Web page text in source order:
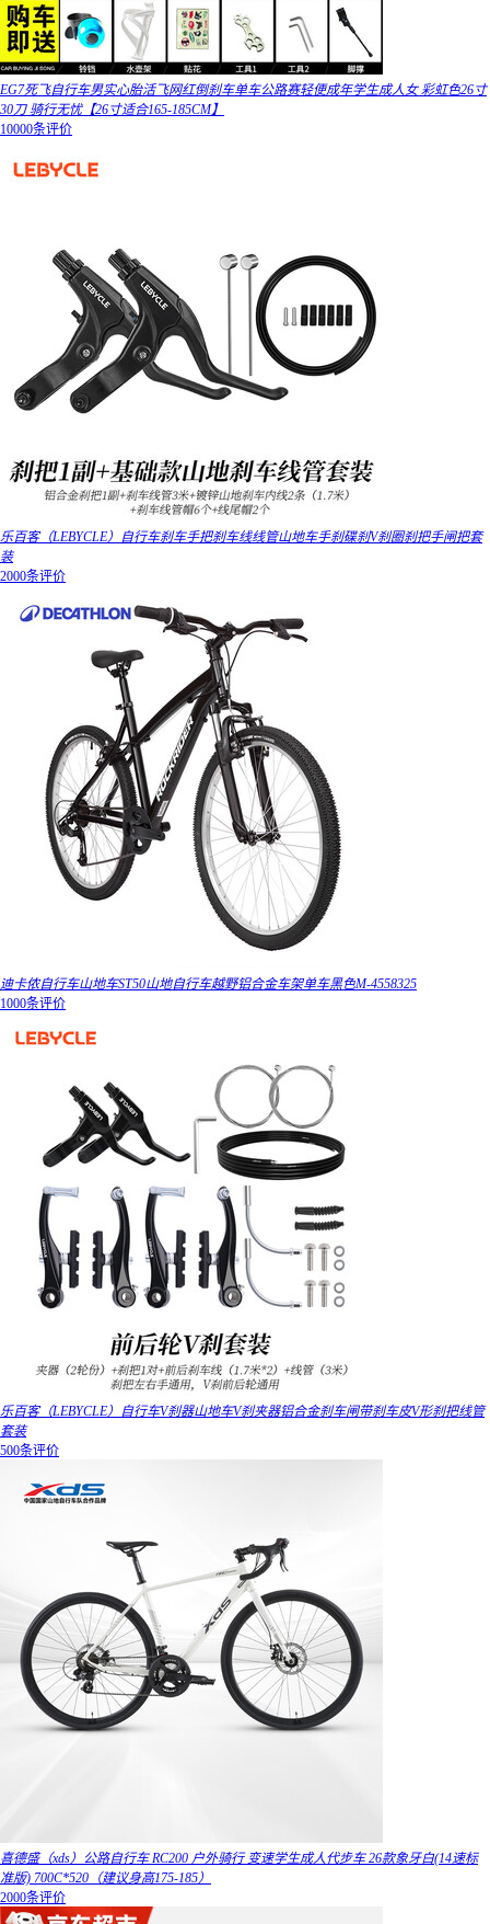
EG7死飞自行车男实心胎活飞网红倒刹车单车公路赛轻便成年学生成人女 彩虹色26寸
30刀 骑行无忧【26寸适合165-185CM】
10000条评价
乐百客（LEBYCLE）自行车刹车手把刹车线线管山地车手刹碟刹V刹圈刹把手闸把套
装
2000条评价
迪卡侬自行车山地车ST50山地自行车越野铝合金车架单车黑色M-4558325
1000条评价
乐百客（LEBYCLE）自行车V刹器山地车V刹夹器铝合金刹车闸带刹车皮V形刹把线管
套装
500条评价
喜德盛（xds）公路自行车 RC200 户外骑行 变速学生成人代步车 26款象牙白(14速标
准版) 700C*520（建议身高175-185）
2000条评价